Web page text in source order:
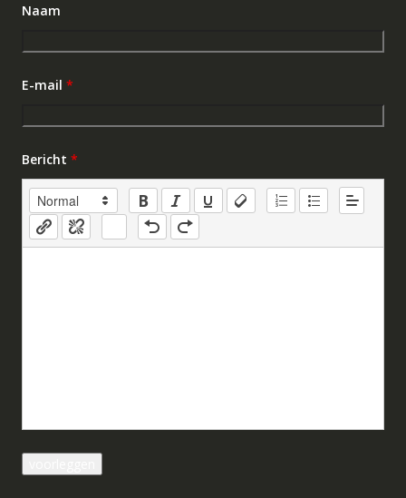
Naam
E-mail *
Bericht *